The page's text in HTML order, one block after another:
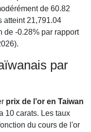
de 60.82
atteint 21,791.04
de -0.28% par rapport
par
prix de l’or en Taiwan
10 carats. Les taux
du cours de l'or